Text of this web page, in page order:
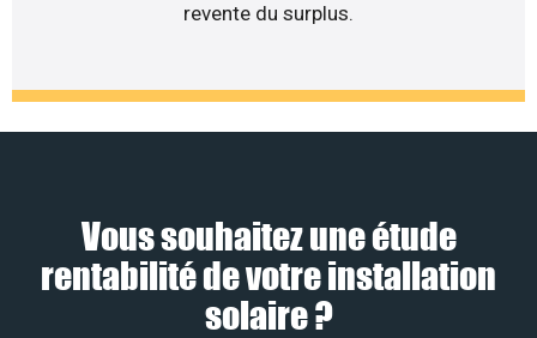
revente du surplus.
Vous souhaitez une étude
rentabilité de votre installation
solaire ?